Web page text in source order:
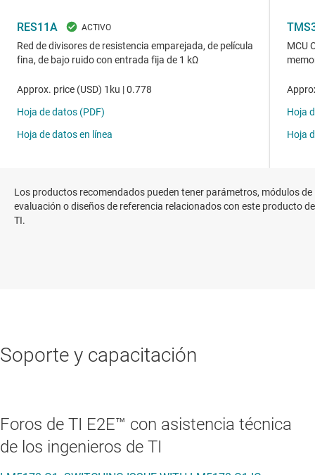
Los productos recomendados pueden tener parámetros, módulos de
evaluación o diseños de referencia relacionados con este producto de
TI.
Soporte y capacitación
Foros de TI E2E™ con asistencia técnica
de los ingenieros de TI